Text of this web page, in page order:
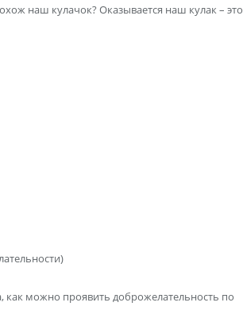
наш кулачок? Оказывается наш кулак – это
как можно проявить доброжелательность по